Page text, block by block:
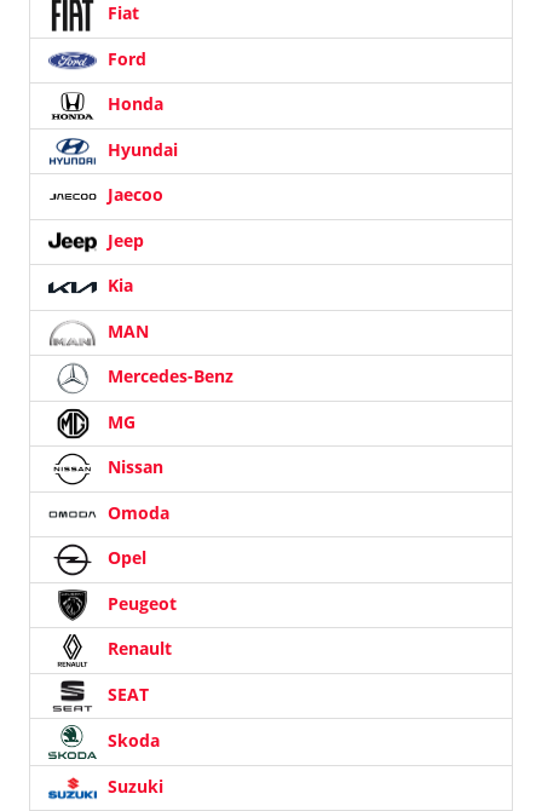
Fiat
Ford
Honda
Hyundai
Jaecoo
Jeep
Kia
MAN
Mercedes-Benz
MG
Nissan
Omoda
Opel
Peugeot
Renault
SEAT
Skoda
Suzuki